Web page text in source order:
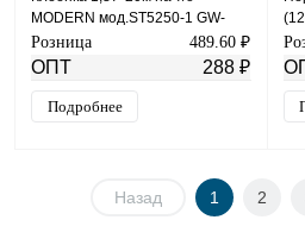
MODERN мод.SТ5250-1 GW-
21290
Розница 489.60 ₽
ОПТ 288 ₽
Подробнее
Назад 1 2